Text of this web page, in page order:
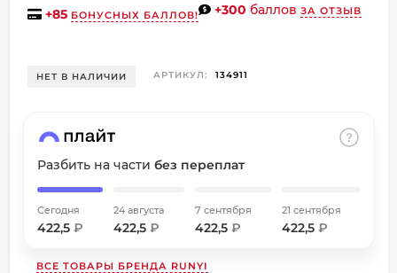
+85 БОНУСНЫХ БАЛЛОВ! +300 баллов ЗА ОТЗЫВ
НЕТ В НАЛИЧИИ АРТИКУЛ: 134911
Разбить на части без переплат
Сегодня
422,5 ₽
24 августа
422,5₽
7 сентября
422,5 ₽
21 сентября
422,5 ₽
ВСЕ ТОВАРЫ БРЕНДА RUNYI
Подробнее
25
2 недели
8 800 302-02-51